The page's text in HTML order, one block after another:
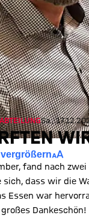
Sa.,
fand nach
dass wir die
Essen war
Dankeschön!